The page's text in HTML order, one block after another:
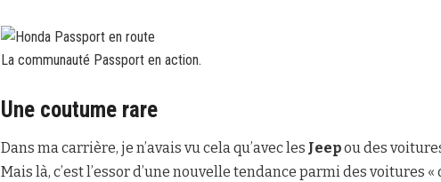
La communauté Passport en action.
Une coutume rare
Dans ma carrière, je n’avais vu cela qu’avec les Jeepou des
Mais là, c’est l’essor d’une nouvelle tendance parmi des voitures